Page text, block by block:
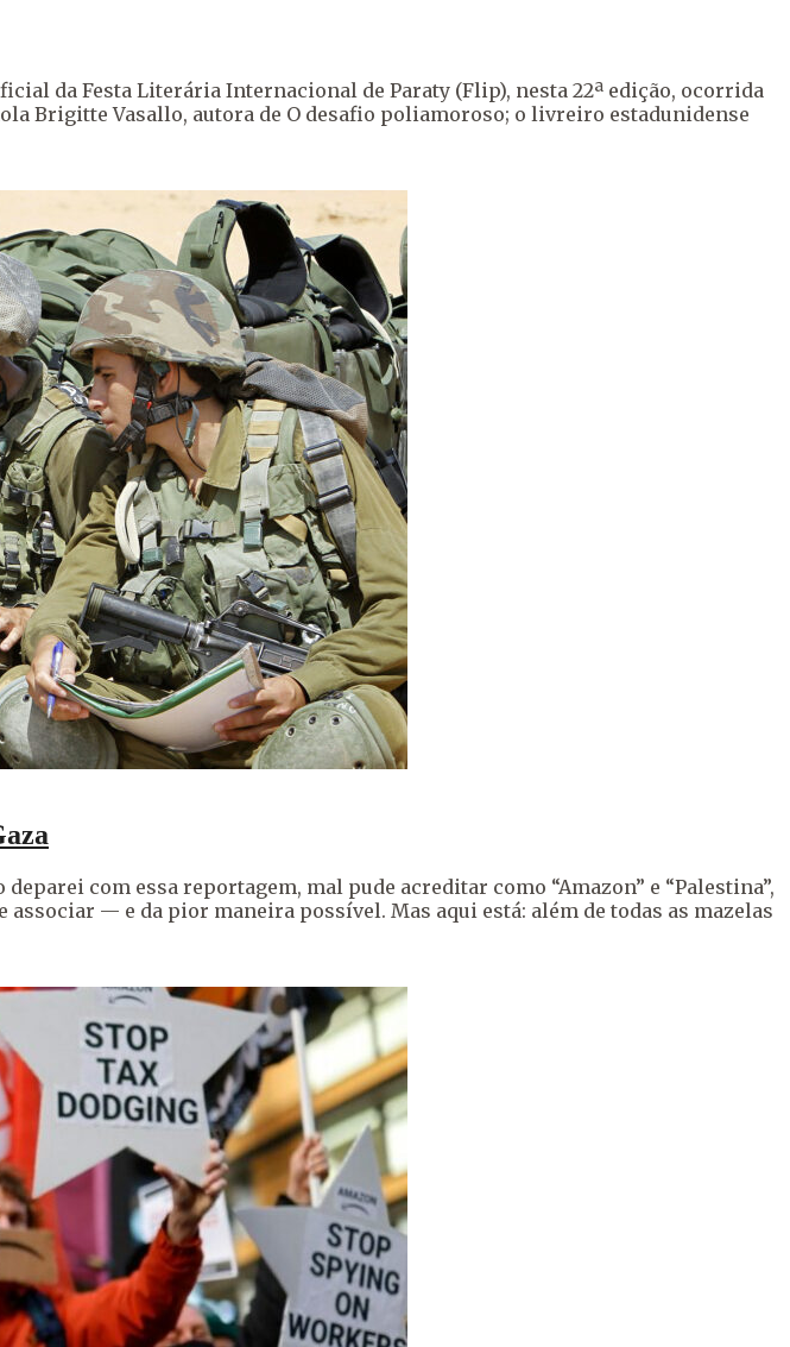
da Festa Literária Internacional de Paraty (Flip), nesta 22ª edição, ocorrida
Brigitte Vasallo, autora de O desafio poliamoroso; o livreiro estadunidense
com essa reportagem, mal pude acreditar como “Amazon” e “Palestina”,
— e da pior maneira possível. Mas aqui está: além de todas as mazelas